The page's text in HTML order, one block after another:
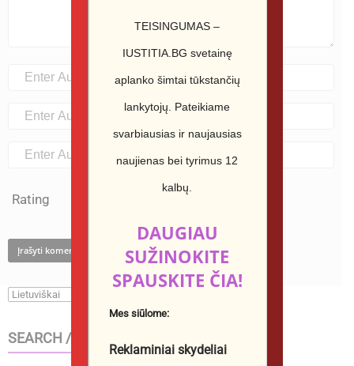
Rating
SEARCH / ТЪРСИ В САЙТА
TEISINGUMAS –
IUSTITIA.BG svetainę
aplanko šimtai tūkstančių
lankytojų. Pateikiame
svarbiausias ir naujausias
naujienas bei tyrimus 12
kalbų.
DAUGIAU
SUŽINOKITE
SPAUSKITE ČIA!
Mes siūlome:
Reklaminiai skydeliai